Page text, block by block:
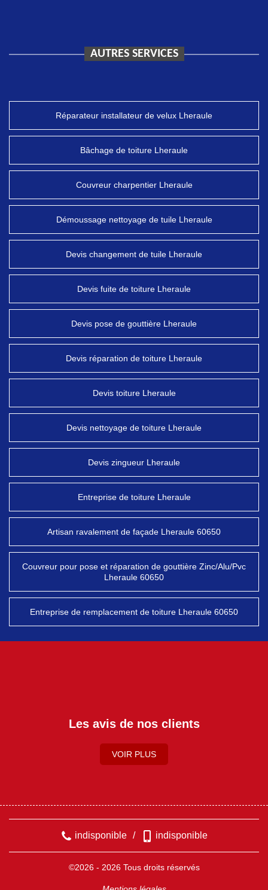
AUTRES SERVICES
Réparateur installateur de velux Lheraule
Bâchage de toiture Lheraule
Couvreur charpentier Lheraule
Démoussage nettoyage de tuile Lheraule
Devis changement de tuile Lheraule
Devis fuite de toiture Lheraule
Devis pose de gouttière Lheraule
Devis réparation de toiture Lheraule
Devis toiture Lheraule
Devis nettoyage de toiture Lheraule
Devis zingueur Lheraule
Entreprise de toiture Lheraule
Artisan ravalement de façade Lheraule 60650
Couvreur pour pose et réparation de gouttière Zinc/Alu/Pvc
Lheraule 60650
Entreprise de remplacement de toiture Lheraule 60650
Les avis de nos clients
VOIR PLUS
indisponible / indisponible
©2026 - 2026 Tous droits réservés